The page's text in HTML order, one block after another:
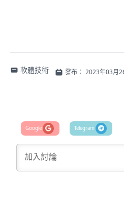
軟體技術 發布： 2023年03月